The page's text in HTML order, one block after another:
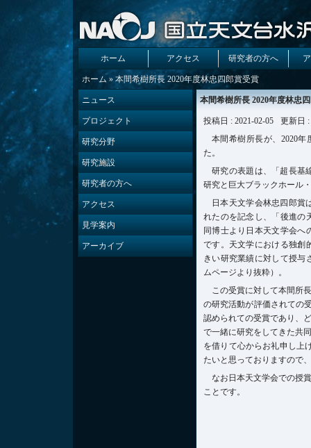
ホーム アクセス 研究者の方へ
ホーム » 本間希樹所長 2020年度林忠四郎賞受賞
ニュース
プロジェクト
研究分野
研究施設
研究者の方へ
アクセス
見学案内
アーカイブ
本間希樹所長 2020年度林忠
投稿日 : 2021-02-05
更新日 :
本間希樹所長が、2020
た。
研究の表題は、「超長基
研究と巨大ブラックホール
日本天文学会林忠四郎賞
れたのを記念し、「後進の
同博士より日本天文学会へ
です。天文学における独創
きい研究業績に対して授与
ムページより抜粋）。
この受賞に対して本間所
の研究活動が評価されての
認められての受賞であり、
で一緒に研究をしてきた共
を借りて心からお礼申し上
たいと思っておりますので
なお日本天文学会での授
ことです。